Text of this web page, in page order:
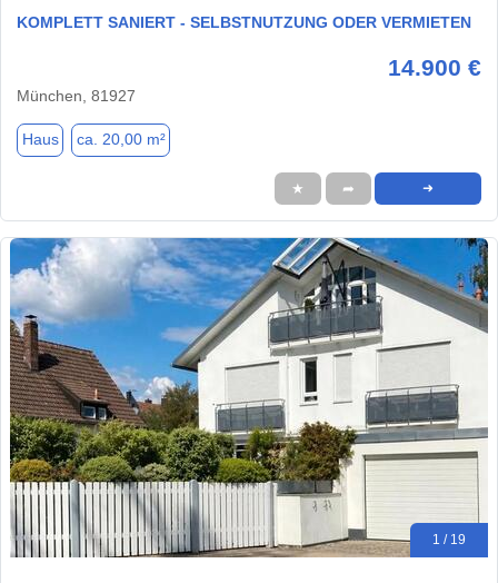
KOMPLETT SANIERT - SELBSTNUTZUNG ODER VERMIETEN
14.900 €
München, 81927
Haus ca. 20,00 m²
★ ➦ ➜
1 / 19